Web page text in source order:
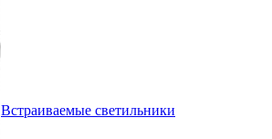
Встраиваемые светильники